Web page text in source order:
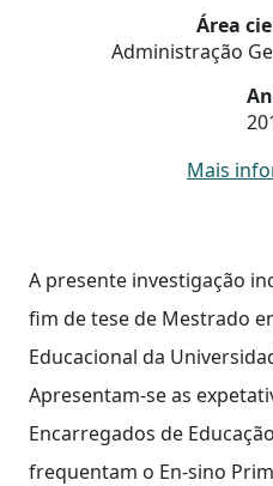
Área
Administração
Mais
A presente investigação
fim de tese de Mestrado
Educacional da
Apresentam-se as
Encarregados de
frequentam o En-sino